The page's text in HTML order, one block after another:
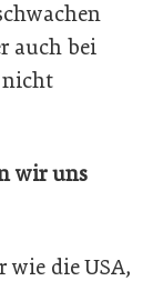
auch bei
nicht
wir uns
wie die USA,